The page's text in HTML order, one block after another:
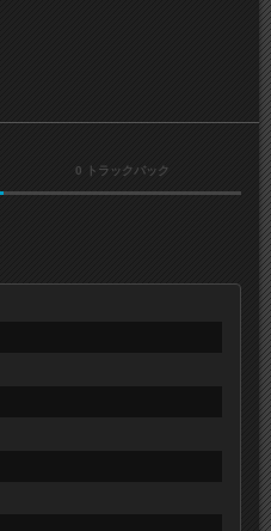
0 トラックバック